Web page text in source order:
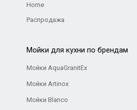
Home
Распродажа
Мойки для кухни по брендам
Мойки AquaGranitEx
Мойки Artinox
Мойки Blanco